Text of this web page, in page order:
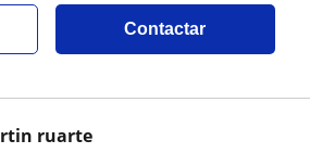
Contactar
ruarte